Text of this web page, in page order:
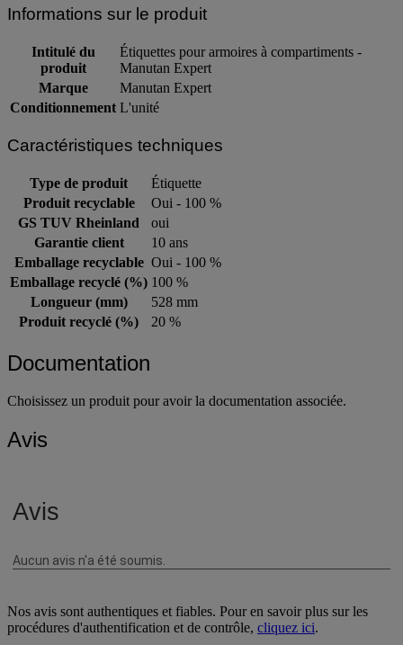
Informations sur le produit
Intitulé du
produit
Étiquettes pour armoires à compartiments -
Manutan Expert
Marque
Manutan Expert
Conditionnement L'unité
Caractéristiques techniques
Type de produit
Étiquette
Produit recyclable
Oui - 100 %
GS TUV Rheinland
oui
Garantie client
10 ans
Emballage recyclable Oui - 100 %
Emballage recyclé (%) 100 %
Longueur (mm)
528 mm
Produit recyclé (%)
20 %
Documentation
Choisissez un produit pour avoir la documentation associée.
Avis
Nos avis sont authentiques et fiables. Pour en savoir plus sur les
procédures d'authentification et de contrôle, cliquez ici.